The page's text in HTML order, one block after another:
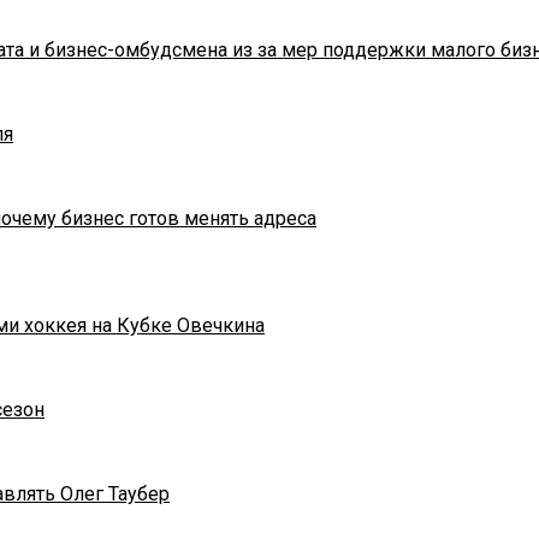
и бизнес-омбудсмена из за мер поддержки малого
бизнес готов менять адреса
хоккея на Кубке Овечкина
Олег Таубер